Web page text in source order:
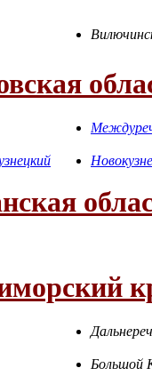
Большой